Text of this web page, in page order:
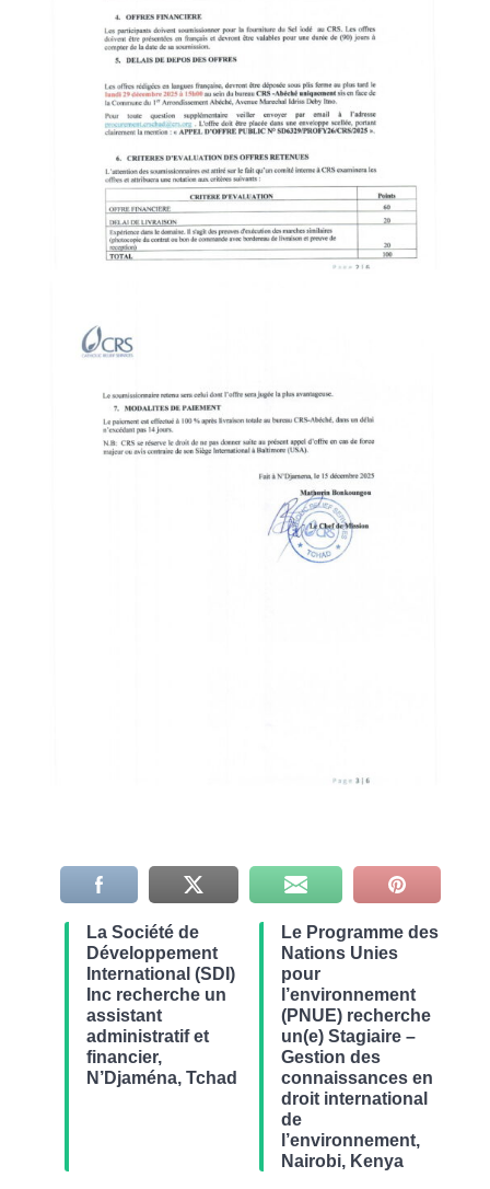
La Société de
Développement
International (SDI)
Inc recherche un
assistant
administratif et
financier,
N’Djaména, Tchad
Le Programme des
Nations Unies
pour
l’environnement
(PNUE) recherche
un(e) Stagiaire –
Gestion des
connaissances en
droit international
de
l’environnement,
Nairobi, Kenya